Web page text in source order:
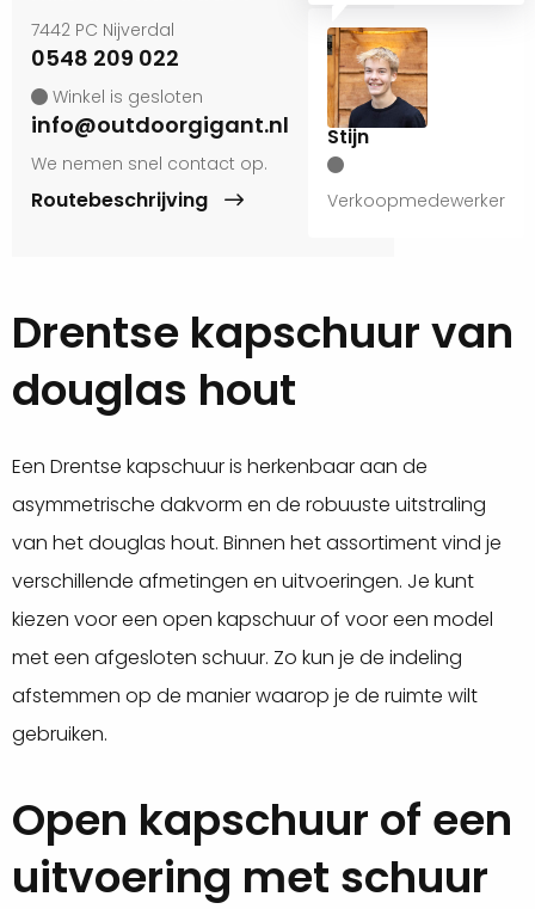
Stijn
Verkoopmedewerker
7442 PC Nijverdal
0548 209 022
Winkel is gesloten
info@outdoorgigant.nl
We nemen snel contact op.
Routebeschrijving
Drentse kapschuur van
douglas hout
Een Drentse kapschuur is herkenbaar aan de
asymmetrische dakvorm en de robuuste uitstraling
van het douglas hout. Binnen het assortiment vind je
verschillende afmetingen en uitvoeringen. Je kunt
kiezen voor een open kapschuur of voor een model
met een afgesloten schuur. Zo kun je de indeling
afstemmen op de manier waarop je de ruimte wilt
gebruiken.
Open kapschuur of een
uitvoering met schuur